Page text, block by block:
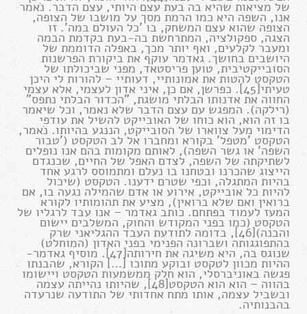
של מציאות שהיא בה בעת עצם היותי, עצם הדבר. נֹאמר
אנו, השפה היא כמו הרמת מסך על מושבו של הצופה,
הצופה שהוא עצם המשחק, בו 'כל העולם במה'. זו
הצגה, ספקולציה, המתרחשת בה-בעת בקדמת הבמה
ומעבר לקלעים, ואף יותר מכך, באפלה הדוממת של
היושבים בחושך. גאדמר עוקף את ביקורת הפרשנות
הסובייקטיבית, טוען פריסטאד, מפני שביכולתו של
הטקסט להטות את אמונותיי, דעותיי – להורות לי היכן
טעיתי[45]. כפרשן, אם כן, איני אדון לעצמי, אלא עצמי
החווה את אדנותו הבלתי מושגת, "הכדור הבלתי נתפס"
(רילקה). המפגש עם עצם הדבר שלא נאמר, וכל שיאמר
בו זה הוא, הוא כוחו של האובייקט להשיל את עודפי
הדימוי מעל צווארו של הסובייקט, הננגע בהיותו. נֹאמר,
הטקסט 'מטפל' בקורא ומחברו אל לב הטקסט ('טבור
השפה' או גשר השפה), לאותם מקומות בהם אנו נופלים
לשתיקתה של השפה, לצדם האפל של החיים, שכנגדם
הייצוג שהכרנו ובטחנו בו נעלם ומתמוסס לרגע אחד
בהיות המתגלה, וכפי שטרם ידענו. הטקסט (שיכול
להיות כל אובייקט, אירוע או אדם שהמילה נגעה בו, אם
ברואין ואם שלא ברואין), מציע את תהומותיו לקורא
המעז לעמוד בפתחם. כותב גאדמר – אנו עבד לרגליו של
הטקסט (כמו בפני המקודש והחוק, המשלבים יישום
והבנה)[46], בדומה לתודעת העבד ההגליאני שרק
בהתפוגגותה ושברונה הפנימי בפני האדון (המוחלט)
שנוגס בה, היא משיגה את חירותה[47]. מוסיף גאדמר-
ההיות מכוון לטקסט ובוקע מתוכו […] הקורא, שהבנתו
פגשה באוניברסלי, הוא חלק ממשמעות הטקסט ויישומו
בהווה – הוא הוא הטקסט[48], שהיותו נהייתה עצמה
ובשביל עצמה, אותו מתח אחדותי של התודעה שנרעדה
בהבנותיה.